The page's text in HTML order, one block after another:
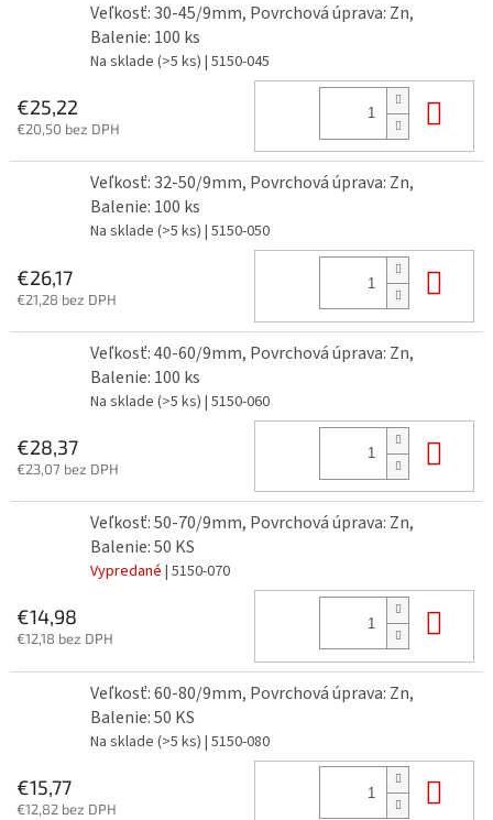
Veľkosť: 30-45/9mm, Povrchová úprava: Zn,
Balenie: 100 ks
Na sklade (>5 ks) | 5150-045
€25,22
€20,50 bez DPH
Veľkosť: 32-50/9mm, Povrchová úprava: Zn,
Balenie: 100 ks
Na sklade (>5 ks) | 5150-050
€26,17
€21,28 bez DPH
Veľkosť: 40-60/9mm, Povrchová úprava: Zn,
Balenie: 100 ks
Na sklade (>5 ks) | 5150-060
€28,37
€23,07 bez DPH
Veľkosť: 50-70/9mm, Povrchová úprava: Zn,
Balenie: 50 KS
Vypredané | 5150-070
€14,98
€12,18 bez DPH
Veľkosť: 60-80/9mm, Povrchová úprava: Zn,
Balenie: 50 KS
Na sklade (>5 ks) | 5150-080
€15,77
€12,82 bez DPH